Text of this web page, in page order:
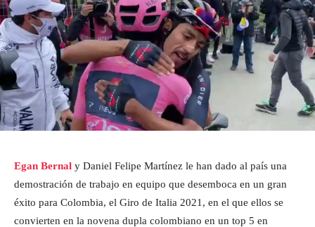
Egan Bernal y Daniel Felipe Martínez le han dado al país una
demostración de trabajo en equipo que desemboca en un gran
éxito para Colombia, el Giro de Italia 2021, en el que ellos se
convierten en la novena dupla colombiano en un top 5 en